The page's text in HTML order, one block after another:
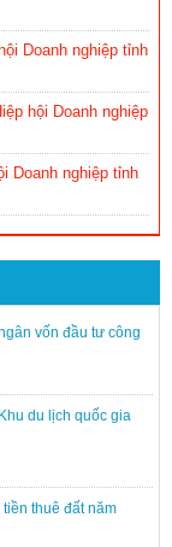
Doanh nghiệp tỉnh
hội Doanh nghiệp
Doanh nghiệp tỉnh
vốn đầu tư công
du lịch quốc gia
thuê đất năm